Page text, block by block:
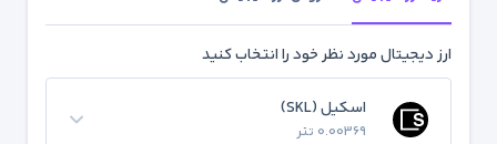
ارز دیجیتال مورد نظر خود را انتخاب کنید
اسکیل (SKL)
0.00369 تتر